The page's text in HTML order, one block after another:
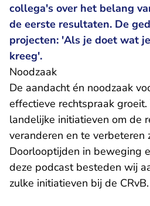
collega's over het belang
de eerste resultaten. De
projecten: 'Als je doet wat
kreeg'.
Noodzaak
De aandacht én noodzaak
effectieve rechtspraak
landelijke initiatieven om de
veranderen en te verbeteren
Doorlooptijden in beweging
deze podcast besteden wij
zulke initiatieven bij de CRvB.